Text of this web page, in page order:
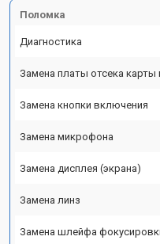
Поломка
Диагностика
Замена платы отсека карты
Замена кнопки включения
Замена микрофона
Замена дисплея (экрана)
Замена линз
Замена шлейфа